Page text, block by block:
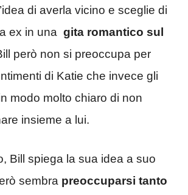
di averla vicino e sceglie di
ex in una gita romantico sul
però non si preoccupa per
di Katie che invece gli
modo molto chiaro di non
insieme a lui.
Bill spiega la sua idea a suo
sembra preoccuparsi tanto